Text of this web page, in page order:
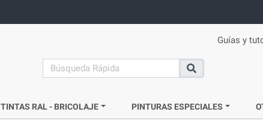
Guías y
search
Buscar
TINTAS RAL - BRICOLAJE PINTURAS ESPECIALES